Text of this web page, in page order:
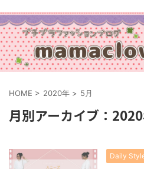
HOME > 2020年 > 5月
月別アーカイブ：
Daily